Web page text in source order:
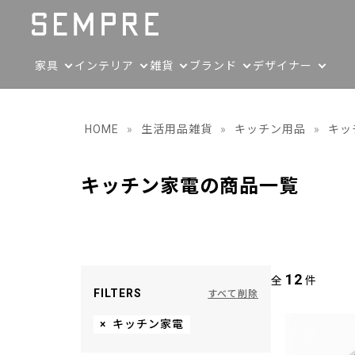
家具 インテリア 雑貨 ブランド デザイナー
HOME » 生活用品雑貨 » キッチン用品 » キッ
キッチン家電の商品一覧
FILTERS すべて削除
× キッチン家電
全 12 件